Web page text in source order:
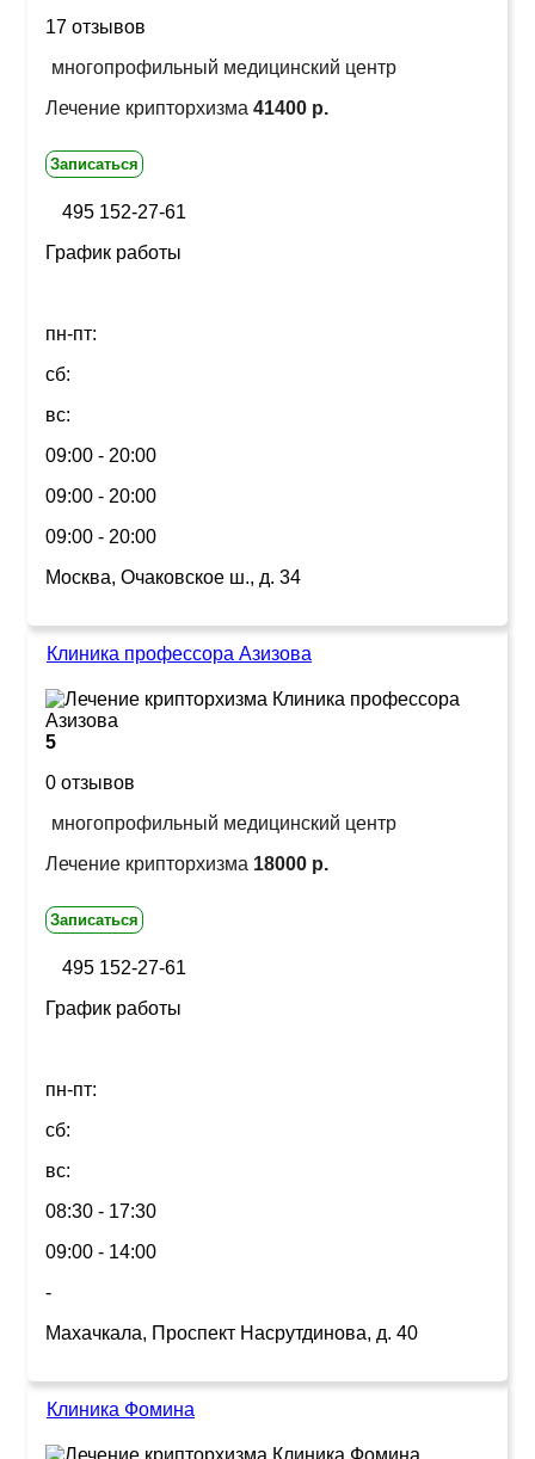
17 отзывов
многопрофильный медицинский центр
Лечение крипторхизма 41400 р.
Записаться
495 152-27-61
График работы
пн-пт:
сб:
вс:
09:00 - 20:00
09:00 - 20:00
09:00 - 20:00
Москва, Очаковское ш., д. 34
Клиника профессора Азизова
5
0 отзывов
многопрофильный медицинский центр
Лечение крипторхизма 18000 р.
Записаться
495 152-27-61
График работы
пн-пт:
сб:
вс:
08:30 - 17:30
09:00 - 14:00
-
Махачкала, Проспект Насрутдинова, д. 40
Клиника Фомина